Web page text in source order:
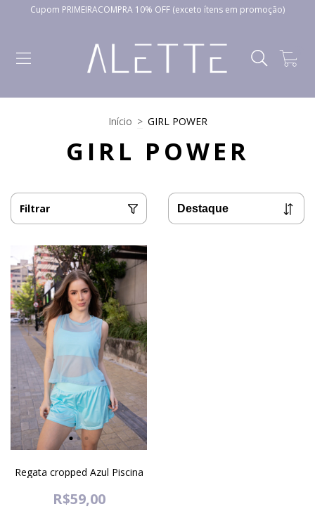
Cupom PRIMEIRACOMPRA 10% OFF (exceto ítens em promoção)
Início > GIRL POWER
GIRL POWER
Filtrar
Regata cropped Azul Piscina
R$59,00